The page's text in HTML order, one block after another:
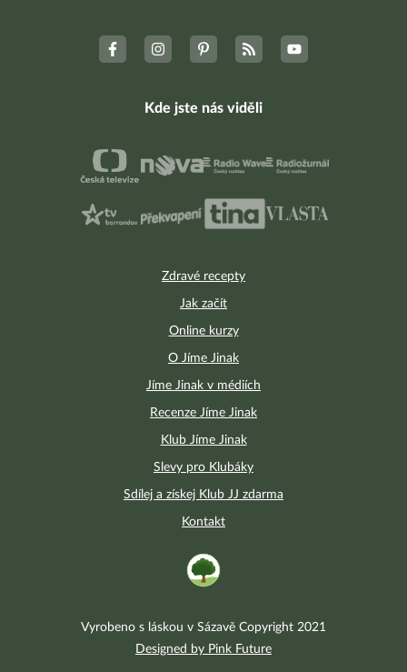
Zdravé recepty
Jak začít
Online kurzy
O Jíme Jinak
Jíme Jinak v médiích
Recenze Jíme Jinak
Klub Jíme Jinak
Slevy pro Klubáky
Sdílej a získej Klub JJ zdarma
Kontakt
Kde jste nás viděli
Vyrobeno s láskou v Sázavě Copyright 2021
Designed by Pink Future